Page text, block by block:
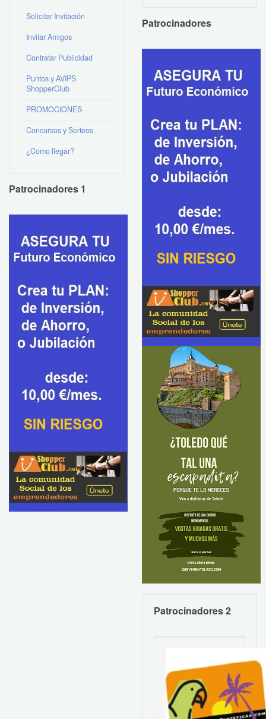
Solicitar Invitación
Invitar Amigos
Contratar Publicidad
Puntos y AVIPS
ShopperClub
PROMOCIONES
Concursos y Sorteos
¿Como llegar?
Patrocinadores 1
Patrocinadores
Patrocinadores 2